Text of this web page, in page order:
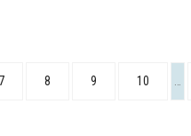
7 8 9 10